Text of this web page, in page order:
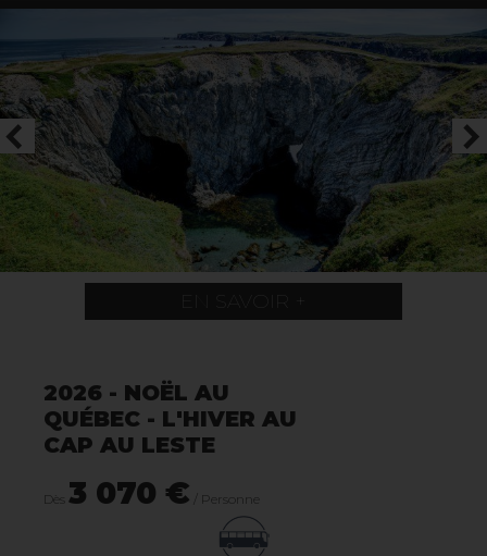
EN SAVOIR +
2026 - NOËL AU
QUÉBEC - L'HIVER AU
CAP AU LESTE
Dès 3 070 € / Personne